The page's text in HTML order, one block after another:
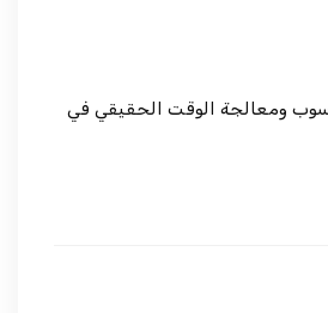
ومعالجة الوقت الحقيقي في